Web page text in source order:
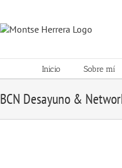
Inicio Sobre mí
BCN Desayuno &